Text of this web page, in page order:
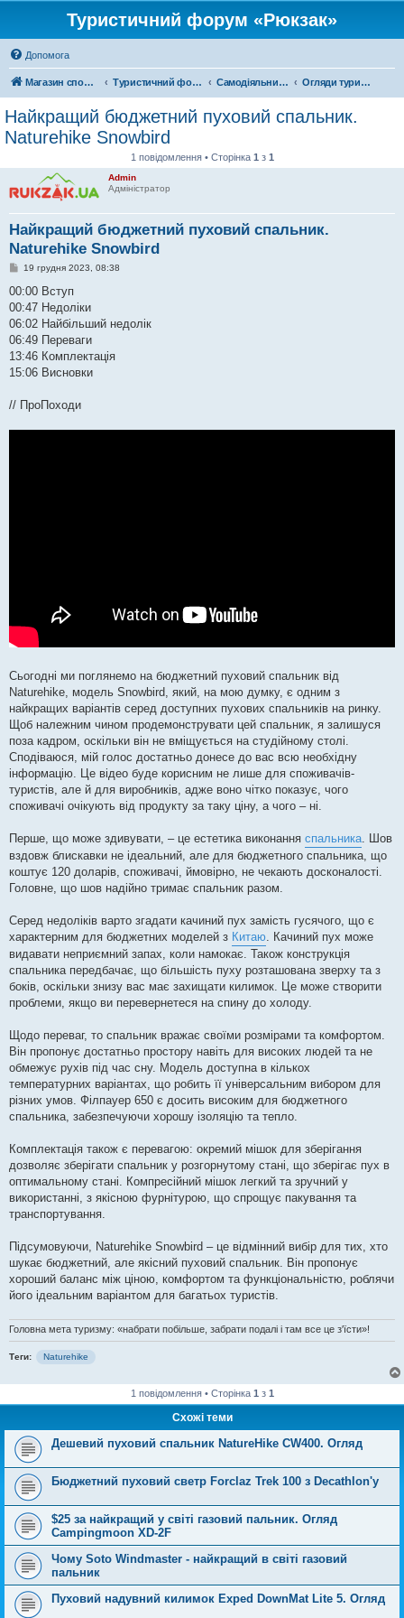
Туристичний форум «Рюкзак»
Допомога
Магазин спорядження Туристичний форум «Рюкзак» Самодіяльний туризм Огляди туристичного спорядження
Найкращий бюджетний пуховий спальник.
Naturehike Snowbird
1 повідомлення • Сторінка 1 з 1
Admin
Адміністратор
Найкращий бюджетний пуховий спальник.
Naturehike Snowbird
П
в
д
о
л
е
н
19 грудня 2023, 08:38
00:00 Вступ
00:47 Недоліки
06:02 Найбільший недолік
06:49 Переваги
13:46 Комплектація
15:06 Висновки
// ПроПоходи
Сьогодні ми поглянемо на бюджетний пуховий спальник від
Naturehike, модель Snowbird, який, на мою думку, є одним з
найкращих варіантів серед доступних пухових спальників на ринку.
Щоб належним чином продемонструвати цей спальник, я залишуся
поза кадром, оскільки він не вміщується на студійному столі.
Сподіваюся, мій голос достатньо донесе до вас всю необхідну
інформацію. Це відео буде корисним не лише для споживачів-
туристів, але й для виробників, адже воно чітко показує, чого
споживачі очікують від продукту за таку ціну, а чого – ні.
Перше, що може здивувати, – це естетика виконання спальника . Шов
вздовж блискавки не ідеальний, але для бюджетного спальника, що
коштує 120 доларів, споживачі, ймовірно, не чекають досконалості.
Головне, що шов надійно тримає спальник разом.
Серед недоліків варто згадати качиний пух замість гусячого, що є
характерним для бюджетних моделей з Китаю . Качиний пух може
видавати неприємний запах, коли намокає. Також конструкція
спальника передбачає, що більшість пуху розташована зверху та з
боків, оскільки знизу вас має захищати килимок. Це може створити
проблеми, якщо ви перевернетеся на спину до холоду.
Щодо переваг, то спальник вражає своїми розмірами та комфортом.
Він пропонує достатньо простору навіть для високих людей та не
обмежує рухів під час сну. Модель доступна в кількох
температурних варіантах, що робить її універсальним вибором для
різних умов. Філпауер 650 є досить високим для бюджетного
спальника, забезпечуючи хорошу ізоляцію та тепло.
Комплектація також є перевагою: окремий мішок для зберігання
дозволяє зберігати спальник у розгорнутому стані, що зберігає пух в
оптимальному стані. Компресійний мішок легкий та зручний у
використанні, з якісною фурнітурою, що спрощує пакування та
транспортування.
Підсумовуючи, Naturehike Snowbird – це відмінний вибір для тих, хто
шукає бюджетний, але якісний пуховий спальник. Він пропонує
хороший баланс між ціною, комфортом та функціональністю, роблячи
його ідеальним варіантом для багатьох туристів.
Головна мета туризму: «набрати побільше, забрати подалі і там все це з'їсти»!
Теги: Naturehike
1 повідомлення • Сторінка 1 з 1
Схожі теми
Дешевий пуховий спальник NatureHike CW400. Огляд
Бюджетний пуховий светр Forclaz Trek 100 з Decathlon'у
$25 за найкращий у світі газовий пальник. Огляд
Campingmoon XD-2F
Чому Soto Windmaster - найкращий в світі газовий
пальник
Пуховий надувний килимок Exped DownMat Lite 5. Огляд